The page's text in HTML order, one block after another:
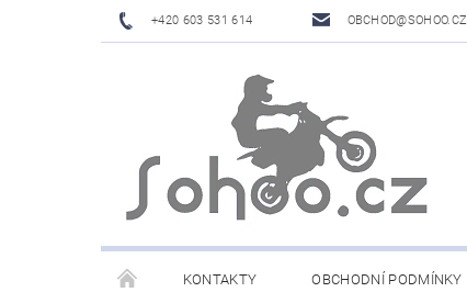
+420 603 531 614 OBCHOD@SOHOO.CZ
KONTAKTY OBCHODNÍ PODMÍNKY